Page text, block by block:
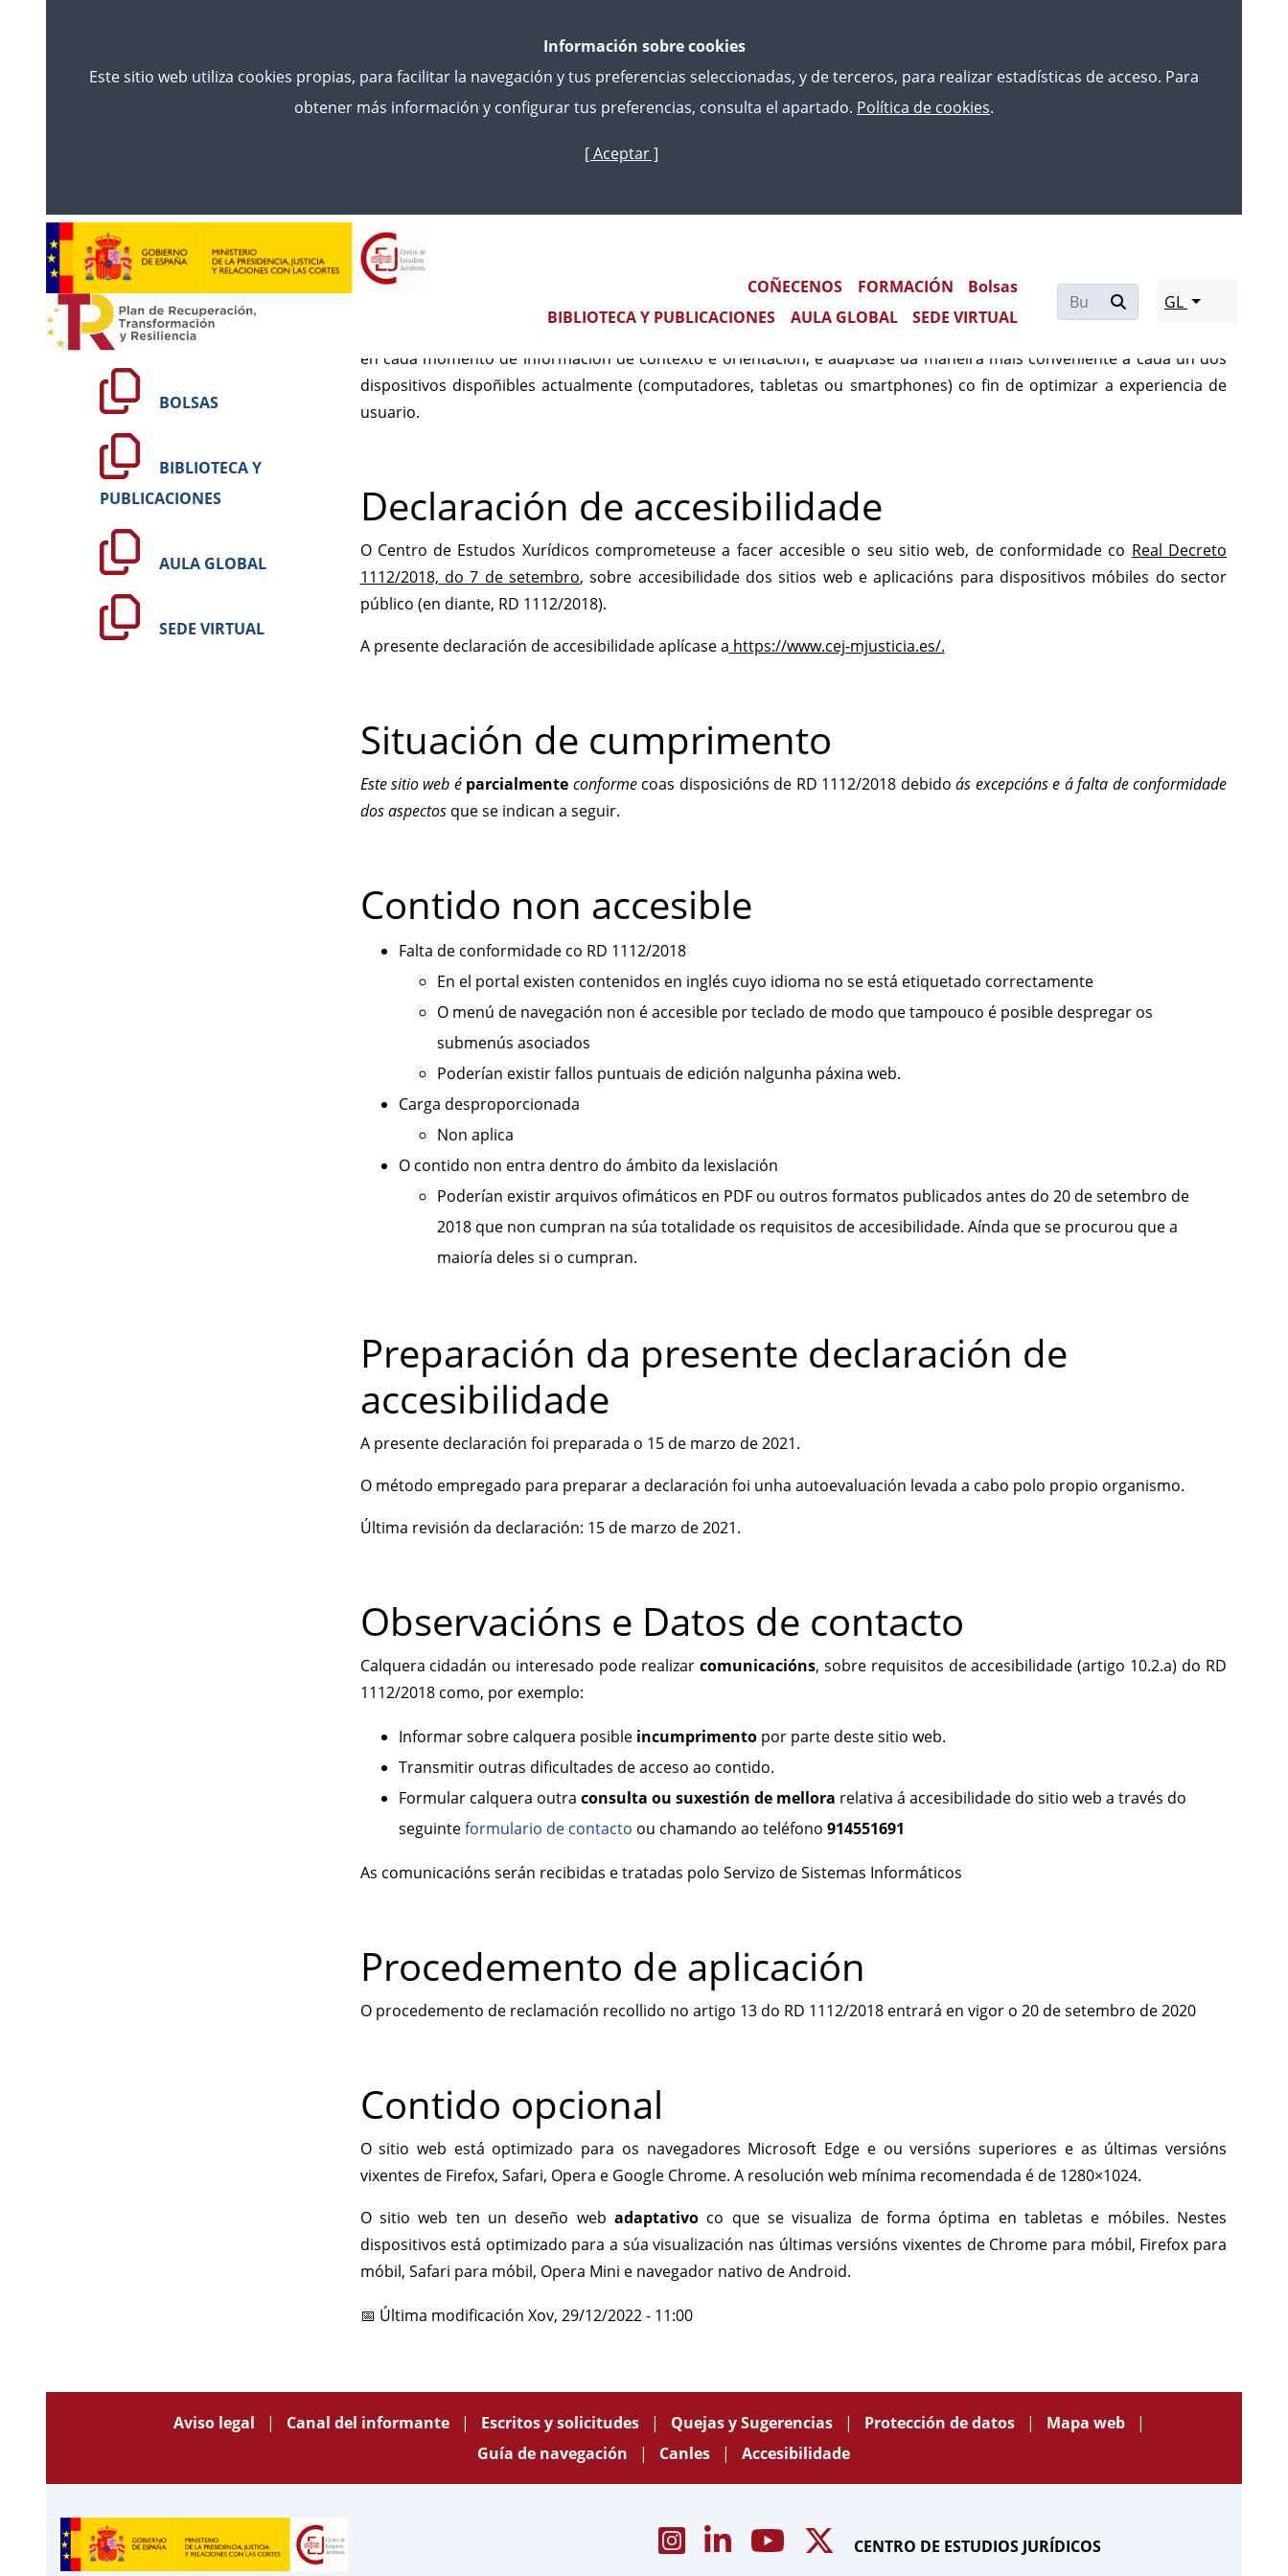
Ir
contido
Información sobre cookies
Este sitio web utiliza cookies propias, para facilitar la navegación y tus preferencias seleccionadas, y de terceros, para realizar estadísticas de acceso. Para
obtener más información y configurar tus preferencias, consulta el apartado. Política de cookies.
[ Aceptar ]
Main navigation
COÑECENOS FORMACIÓN
Bolsas
BIBLIOTECA Y PUBLICACIONES
AULA GLOBAL SEDE VIRTUAL
GL
COÑECENOS
FORMACIÓN
BOLSAS
BIBLIOTECA Y
PUBLICACIONES
AULA GLOBAL
SEDE VIRTUAL
Introdución
O sitio web do Centro de Estudos Xurídicos estruturouse atendendo a unha organización temática próxima e de
en cada momento de información de contexto e orientación, e adáptase da maneira máis conveniente a cada un dos
dispositivos dispoñibles actualmente (computadores, tabletas ou smartphones) co fin de optimizar a experiencia de
usuario.
Declaración de accesibilidade
O Centro de Estudos Xurídicos comprometeuse a facer accesible o seu sitio web, de conformidade co Real Decreto
1112/2018, do 7 de setembro, sobre accesibilidade dos sitios web e aplicacións para dispositivos móbiles do sector
público (en diante, RD 1112/2018).
A presente declaración de accesibilidade aplícase a https://www.cej-mjusticia.es/.
Situación de cumprimento
Este sitio web é parcialmente conforme coas disposicións de RD 1112/2018 debidoás excepcións e á falta de conformidade
dos aspectosque se indican a seguir.
Contido non accesible
Falta de conformidade co RD 1112/2018
En el portal existen contenidos en inglés cuyo idioma no se está etiquetado correctamente
O menú de navegación non é accesible por teclado de modo que tampouco é posible despregar os
submenús asociados
Poderían existir fallos puntuais de edición nalgunha páxina web.
Carga desproporcionada
Non aplica
O contido non entra dentro do ámbito da lexislación
Poderían existir arquivos ofimáticos en PDF ou outros formatos publicados antes do 20 de setembro de
2018 que non cumpran na súa totalidade os requisitos de accesibilidade. Aínda que se procurou que a
maioría deles si o cumpran.
Preparación da presente declaración de
accesibilidade
A presente declaración foi preparada o 15 de marzo de 2021.
O método empregado para preparar a declaración foi unha autoevaluación levada a cabo polo propio organismo.
Última revisión da declaración: 15 de marzo de 2021.
Observacións e Datos de contacto
Calquera cidadán ou interesado pode realizar comunicacións, sobre requisitos de accesibilidade (artigo 10.2.a) do RD
1112/2018 como, por exemplo:
Informar sobre calquera posible incumprimento por parte deste sitio web.
Transmitir outras dificultades de acceso ao contido.
Formular calquera outra consulta ou suxestión de mellora relativa á accesibilidade do sitio web a través do
seguinteformulario de contacto ou chamando ao teléfono 914551691
As comunicacións serán recibidas e tratadas polo Servizo de Sistemas Informáticos
Procedemento de aplicación
O procedemento de reclamación recollido no artigo 13 do RD 1112/2018 entrará en vigor o 20 de setembro de 2020
Contido opcional
O sitio web está optimizado para os navegadores Microsoft Edge e ou versións superiores e as últimas versións
vixentes de Firefox, Safari, Opera e Google Chrome. A resolución web mínima recomendada é de 1280×1024.
O sitio web ten un deseño web adaptativo co que se visualiza de forma óptima en tabletas e móbiles. Nestes
dispositivos está optimizado para a súa visualización nas últimas versións vixentes de Chrome para móbil, Firefox para
móbil, Safari para móbil, Opera Mini e navegador nativo de Android.
📅 Última modificación Xov, 29/12/2022 - 11:00
Aviso legal Canal del informante Escritos y solicitudes Quejas y Sugerencias Protección de datos
Mapa web
Guía de navegación
Canles Accesibilidade
CENTRO DE ESTUDIOS JURÍDICOS